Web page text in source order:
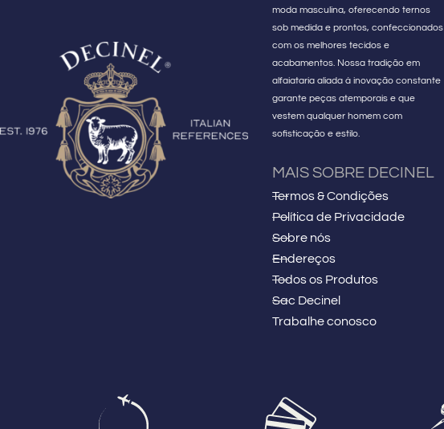
moda masculina, oferecendo ternos
sob medida e prontos, confeccionados
com os melhores tecidos e
acabamentos. Nossa tradição em
alfaiataria aliada à inovação constante
garante peças atemporais e que
vestem qualquer homem com
sofisticação e estilo.
MAIS SOBRE DECINEL
Termos & Condições
Política de Privacidade
Sobre nós
Endereços
Todos os Produtos
Sac Decinel
Trabalhe conosco